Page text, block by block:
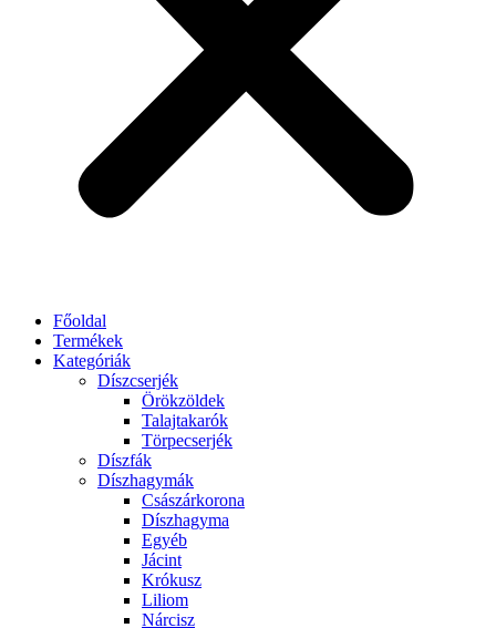
Főoldal
Termékek
Kategóriák
Díszcserjék
Örökzöldek
Talajtakarók
Törpecserjék
Díszfák
Díszhagymák
Császárkorona
Díszhagyma
Egyéb
Jácint
Krókusz
Liliom
Nárcisz